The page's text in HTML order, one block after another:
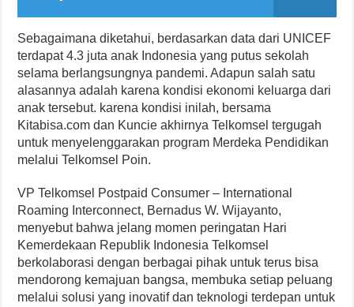
Sebagaimana diketahui, berdasarkan data dari UNICEF
terdapat 4.3 juta anak Indonesia yang putus sekolah
selama berlangsungnya pandemi. Adapun salah satu
alasannya adalah karena kondisi ekonomi keluarga dari
anak tersebut. karena kondisi inilah, bersama
Kitabisa.com dan Kuncie akhirnya Telkomsel tergugah
untuk menyelenggarakan program Merdeka Pendidikan
melalui Telkomsel Poin.
VP Telkomsel Postpaid Consumer – International
Roaming Interconnect, Bernadus W. Wijayanto,
menyebut bahwa jelang momen peringatan Hari
Kemerdekaan Republik Indonesia Telkomsel
berkolaborasi dengan berbagai pihak untuk terus bisa
mendorong kemajuan bangsa, membuka setiap peluang
melalui solusi yang inovatif dan teknologi terdepan untuk